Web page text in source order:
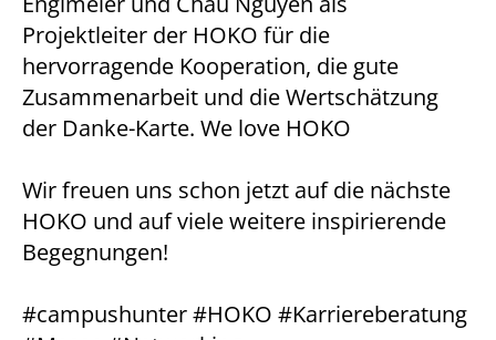
Projektleiter der HOKO für die
hervorragende Kooperation, die gute
Zusammenarbeit und die Wertschätzung
der Danke-Karte. We love HOKO
Wir freuen uns schon jetzt auf die nächste
HOKO und auf viele weitere inspirierende
Begegnungen!
#campushunter #HOKO #Karriereberatung